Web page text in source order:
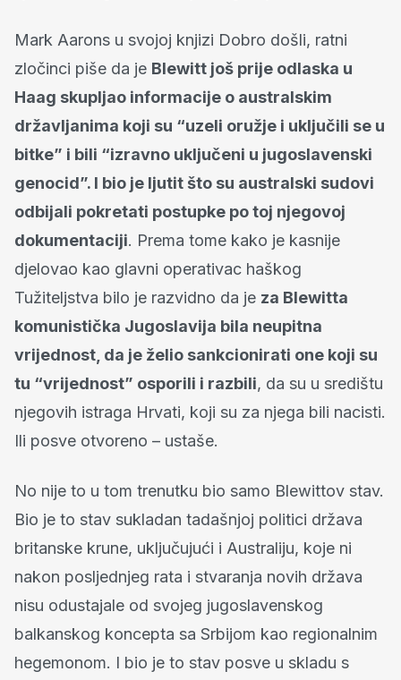
Mark Aarons u svojoj knjizi Dobro došli, ratni
zločinci piše da je Blewitt još prije odlaska u
Haag skupljao informacije o australskim
državljanima koji su “uzeli oružje i uključili se u
bitke” i bili “izravno uključeni u jugoslavenski
genocid”. I bio je ljutit što su australski sudovi
odbijali pokretati postupke po toj njegovoj
dokumentaciji. Prema tome kako je kasnije
djelovao kao glavni operativac haškog
Tužiteljstva bilo je razvidno da je za Blewitta
komunistička Jugoslavija bila neupitna
vrijednost, da je želio sankcionirati one koji su
tu “vrijednost” osporili i razbili, da su u središtu
njegovih istraga Hrvati, koji su za njega bili nacisti.
Ili posve otvoreno – ustaše.
No nije to u tom trenutku bio samo Blewittov stav.
Bio je to stav sukladan tadašnjoj politici država
britanske krune, uključujući i Australiju, koje ni
nakon posljednjeg rata i stvaranja novih država
nisu odustajale od svojeg jugoslavenskog
balkanskog koncepta sa Srbijom kao regionalnim
hegemonom. I bio je to stav posve u skladu s